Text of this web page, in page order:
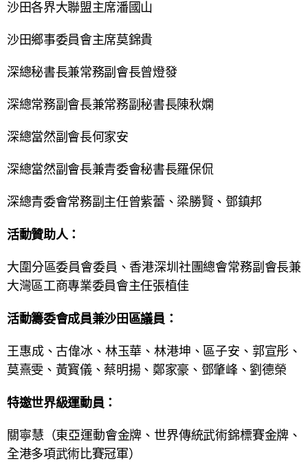
沙田各界大聯盟主席潘國山
沙田鄉事委員會主席莫錦貴
深總秘書長兼常務副會長曾燈發
深總常務副會長兼常務副秘書長陳秋嫻
深總當然副會長何家安
深總當然副會長兼青委會秘書長羅保侃
深總青委會常務副主任曾紫蕾、梁勝賢、鄧鎮邦
活動贊助人：
大圍分區委員會委員、香港深圳社團總會常務副會長兼
大灣區工商專業委員會主任張植佳
活動籌委會成員兼沙田區議員：
王惠成、古偉冰、林玉華、林港坤、區子安、郭宣彤、
莫熹雯、黃寳儀、蔡明揚、鄭家豪、鄧肇峰、劉德榮
特邀世界級運動員：
關寧慧（東亞運動會金牌、世界傳統武術錦標賽金牌、
全港多項武術比賽冠軍）